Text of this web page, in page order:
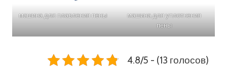
машина для плавления пены
машина для уплотнения
пены
4.8/5 - (13 голосов)